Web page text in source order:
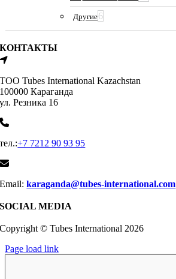
Другие6
КОНТАКТЫ
ТОО Tubes International Kazachstan
100000 Караганда
ул. Резника 16
тел.:+7 7212 90 93 95
Email:karaganda@tubes-international.com
SOCIAL MEDIA
Copyright © Tubes International 2026
Page load link